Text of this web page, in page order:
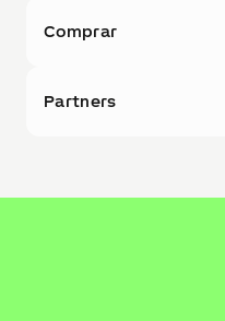
Comprar
Partners